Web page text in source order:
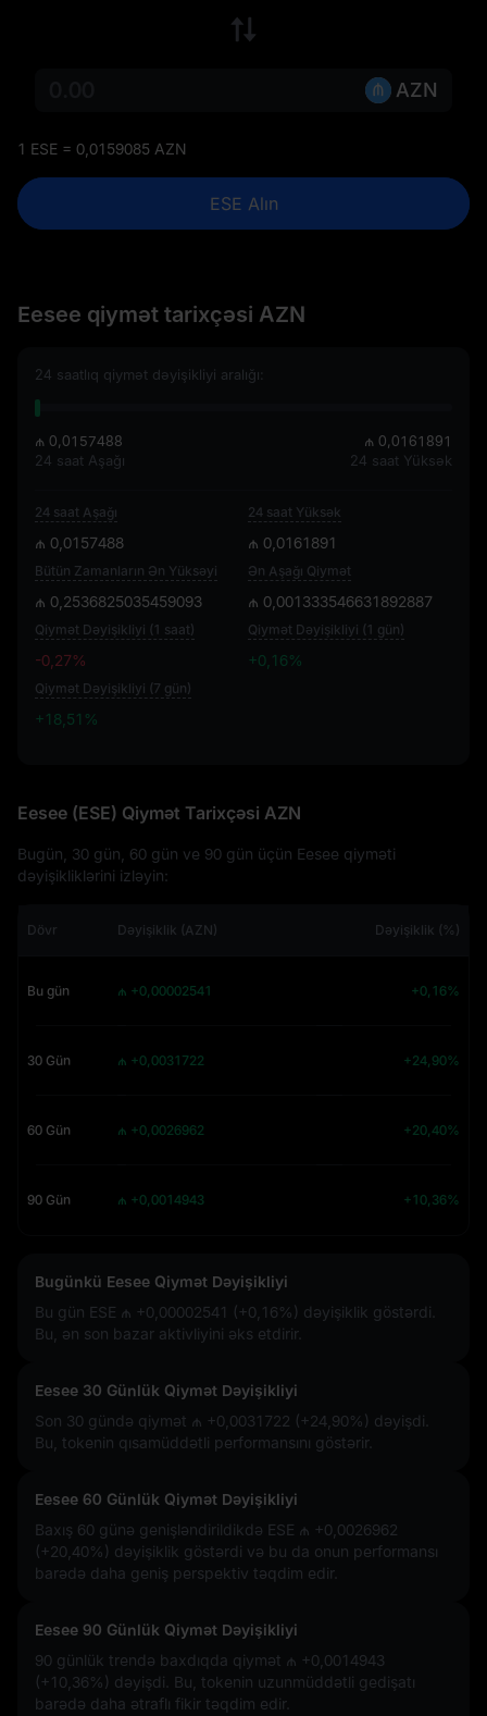
AZN
1 ESE = 0,0159085 AZN
ESE Alın
Eesee qiymət tarixçəsi AZN
24 saatlıq qiymət dəyişikliyi aralığı:
₼ 0,0157488
24 saat Aşağı
₼ 0,0161891
24 saat Yüksək
24 saat Aşağı
₼ 0,0157488
24 saat Yüksək
₼ 0,0161891
Bütün Zamanların Ən Yüksəyi
₼ 0,2536825035459093
Ən Aşağı Qiymət
₼ 0,001333546631892887
Qiymət Dəyişikliyi (1 saat)
-0,27%
Qiymət Dəyişikliyi (1 gün)
+0,16%
Qiymət Dəyişikliyi (7 gün)
+18,51%
Eesee (ESE) Qiymət Tarixçəsi AZN
Bugün, 30 gün, 60 gün ve 90 gün üçün Eesee qiyməti
dəyişikliklərini izləyin:
Dövr Dəyişiklik (AZN) Dəyişiklik (%)
Bu gün ₼ +0,00002541 +0,16%
30 Gün ₼ +0,0031722 +24,90%
60 Gün ₼ +0,0026962 +20,40%
90 Gün ₼ +0,0014943 +10,36%
Bugünkü Eesee Qiymət Dəyişikliyi
Bu gün ESE ₼ +0,00002541 (+0,16%) dəyişiklik göstərdi.
Bu, ən son bazar aktivliyini əks etdirir.
Eesee 30 Günlük Qiymət Dəyişikliyi
Son 30 gündə qiymət ₼ +0,0031722 (+24,90%) dəyişdi.
Bu, tokenin qısamüddətli performansını göstərir.
Eesee 60 Günlük Qiymət Dəyişikliyi
Baxış 60 günə genişləndirildikdə ESE ₼ +0,0026962
(+20,40%) dəyişiklik göstərdi və bu da onun performansı
barədə daha geniş perspektiv təqdim edir.
Eesee 90 Günlük Qiymət Dəyişikliyi
90 günlük trendə baxdıqda qiymət ₼ +0,0014943
(+10,36%) dəyişdi. Bu, tokenin uzunmüddətli gedişatı
barədə daha ətraflı fikir təqdim edir.